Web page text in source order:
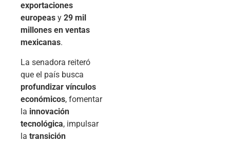
exportaciones
europeas y 29 mil
millones en ventas
mexicanas.
La senadora reiteró
que el país busca
profundizar vínculos
económicos, fomentar
la innovación
tecnológica, impulsar
la transición